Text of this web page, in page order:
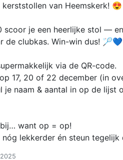
van Heemskerk!
scoor je een heerlijke stol —
de clubkas. Win-win dus! 🏸💙
via de QR-code.
17, 20 of 22 december (in
je naam & aantal in op de lijst
want op = op!
lekkerder én steun